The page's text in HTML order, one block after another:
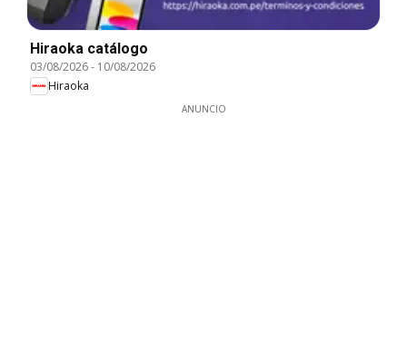
Hiraoka catálogo
03/08/2026- 10/08/2026
Hiraoka
ANUNCIO